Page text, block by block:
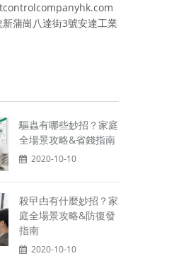
蒲崗八達街3號安達工業
驅蟲有哪些妙招？家庭
全場景攻略&省錢指南
2020-10-10
殺曱甴有什麼妙招？家
庭全場景攻略&防復發
指南
2020-10-10